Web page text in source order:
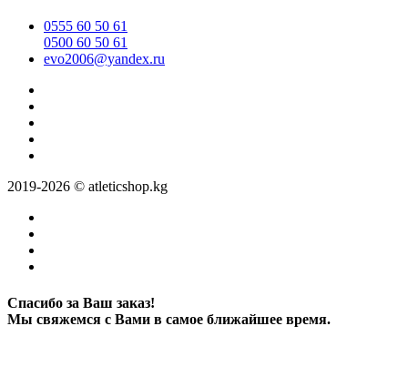
0555 60 50 61
0500 60 50 61
evo2006@yandex.ru
2019-2026 © atleticshop.kg
Спасибо за Ваш заказ!
Мы свяжемся с Вами в самое ближайшее время.